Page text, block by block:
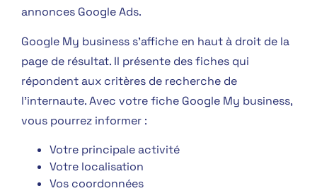
annonces Google Ads.
Google My business s’affiche en haut à droit de la
page de résultat. Il présente des fiches qui
répondent aux critères de recherche de
l’internaute. Avec votre fiche Google My business,
vous pourrez informer :
Votre principale activité
Votre localisation
Vos coordonnées